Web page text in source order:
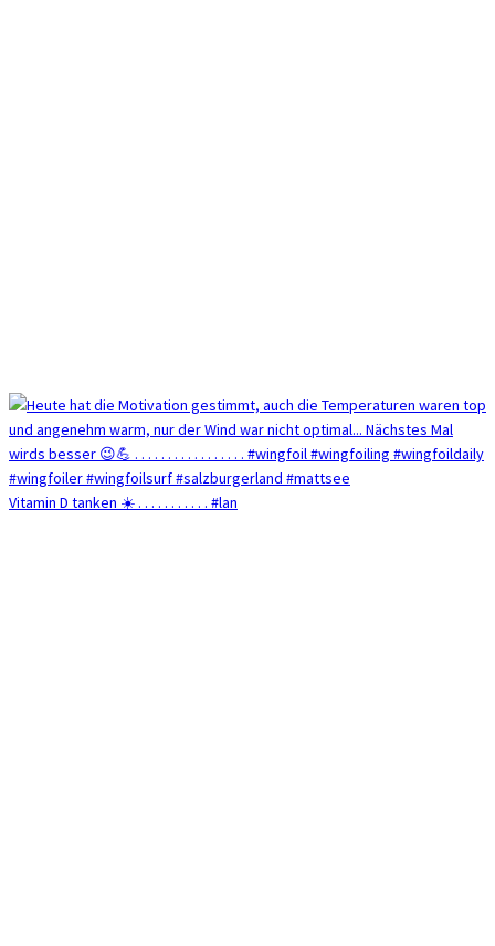
Vitamin D tanken ☀️ . . . . . . . . . . . #lan